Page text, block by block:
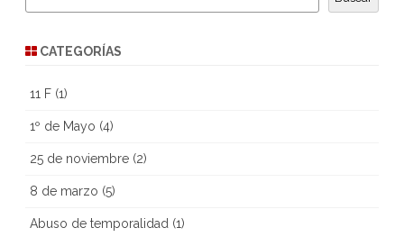
CATEGORÍAS
11 F (1)
1º de Mayo (4)
25 de noviembre (2)
8 de marzo (5)
Abuso de temporalidad (1)